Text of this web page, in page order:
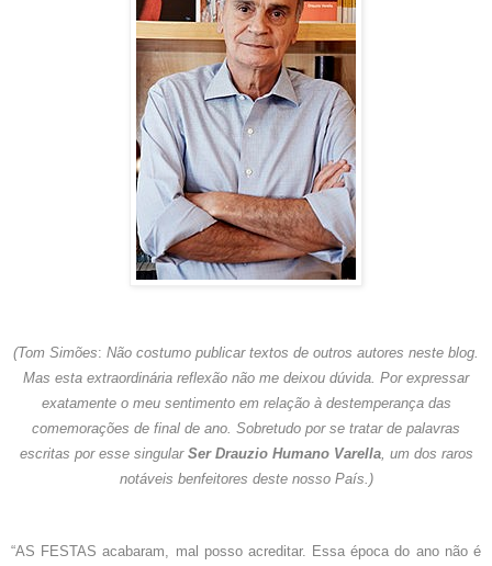
(Tom Simões: Não costumo publicar textos de outros autores neste blog.
Mas esta extraordinária reflexão não me deixou dúvida. Por expressar
exatamente o meu sentimento em relação à destemperança das
comemorações de final de ano. Sobretudo por se tratar de palavras
escritas por esse singular Ser Drauzio Humano Varella, um dos raros
notáveis benfeitores deste nosso País.)
“AS FESTAS acabaram, mal posso acreditar. Essa época do ano não é